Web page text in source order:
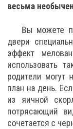
весьма необычен
Вы можете
двери
эффект
использовать
родители могут
план на день.
из яичной
потрясающий
сочетается с